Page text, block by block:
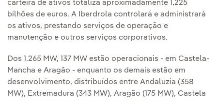
carteira de ativos totaliza aproximadamente 1,225
bilhões de euros. A Iberdrola controlará e administrará
os ativos, prestando serviços de operação e
manutenção e outros serviços corporativos.
Dos 1.265 MW, 137 MW estão operacionais - em Castela-
Mancha e Aragão - enquanto os demais estão em
desenvolvimento, distribuídos entre Andaluzia (358
MW), Extremadura (343 MW), Aragão (175 MW), Castela